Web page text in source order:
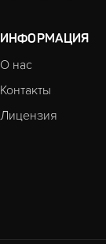
ИНФОРМАЦИЯ
О нас
Контакты
Лицензия